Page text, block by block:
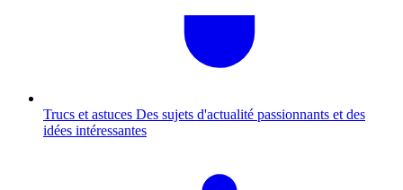
Trucs et astuces Des sujets d'actualité passionnants et des
idées intéressantes